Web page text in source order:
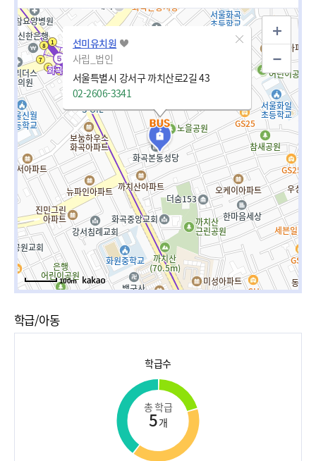
선미유치원
사립_법인
서울특별시 강서구 까치산로2길 43
02-2606-3341
100m
학급/아동
학급수
총 학급
5개